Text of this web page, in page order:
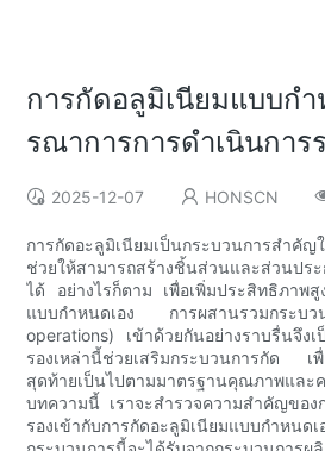
การกัดอลูมิเนียมแบบกำ
รณาการการดำเนินการ
2025-12-07 HONSCN
การกัดอะลูมิเนียมเป็นกระบวนการสำคัญ
ช่วยให้สามารถสร้างชิ้นส่วนและส่วนปร
ได้ อย่างไรก็ตาม เพื่อเพิ่มประสิทธิภาพสู
แบบกำหนดเอง การผสานรวมกระบ
operations) เข้าด้วยกันอย่างราบรื่นจึง
รองเหล่านี้ช่วยเสริมกระบวนการกัด เ
สุดท้ายเป็นไปตามมาตรฐานคุณภาพแ
บทความนี้ เราจะสำรวจความสำคัญของ
รองเข้ากับการกัดอะลูมิเนียมแบบกำ